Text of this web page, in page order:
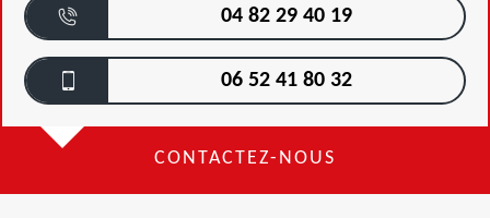
04 82 29 40 19
06 52 41 80 32
CONTACTEZ-NOUS